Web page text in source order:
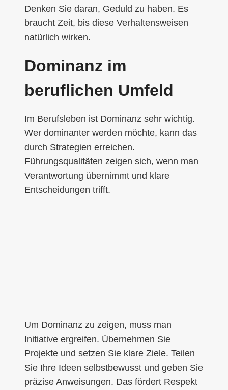
Denken Sie daran, Geduld zu haben. Es
braucht Zeit, bis diese Verhaltensweisen
natürlich wirken.
Dominanz im
beruflichen Umfeld
Im Berufsleben ist Dominanz sehr wichtig.
Wer dominanter werden möchte, kann das
durch Strategien erreichen.
Führungsqualitäten zeigen sich, wenn man
Verantwortung übernimmt und klare
Entscheidungen trifft.
Um Dominanz zu zeigen, muss man
Initiative ergreifen. Übernehmen Sie
Projekte und setzen Sie klare Ziele. Teilen
Sie Ihre Ideen selbstbewusst und geben Sie
präzise Anweisungen. Das fördert Respekt